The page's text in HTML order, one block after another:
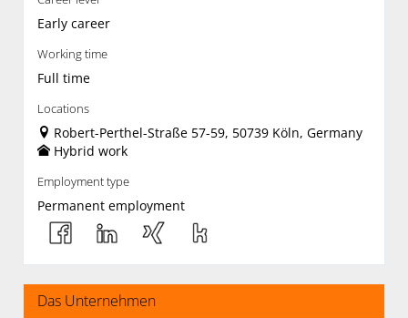
Early career
Working time
Full time
Locations
Robert-Perthel-Straße 57-59, 50739 Köln, Germany
Hybrid work
Employment type
Permanent employment
Das Unternehmen